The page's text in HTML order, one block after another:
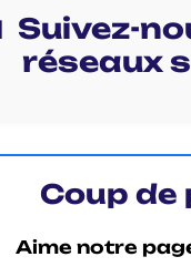
Suivez-
réseaux
Coup de
Aime notre